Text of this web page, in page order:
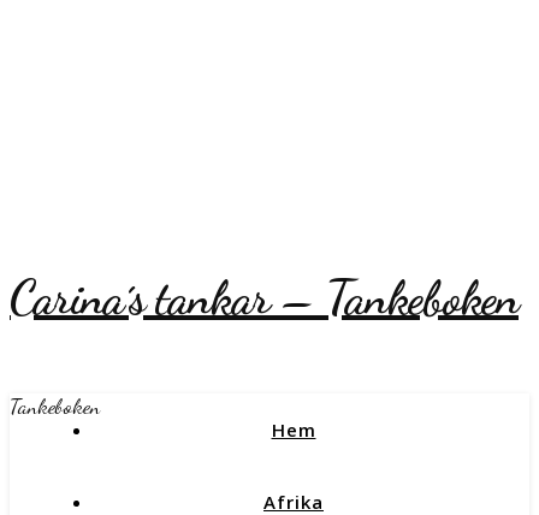
Carina´s tankar – Tankeboken
Tankeboken
Hem
Afrika